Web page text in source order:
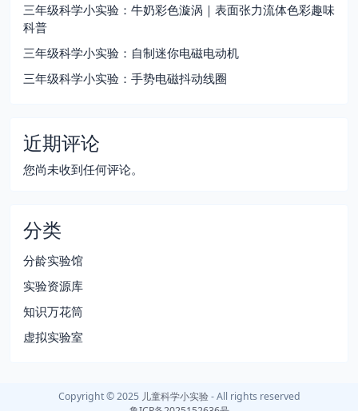
三年级科学小实验：牛奶彩色漩涡｜表面张力流体色彩趣味
科普
三年级科学小实验：自制迷你电磁电动机
三年级科学小实验：手势电磁抖动线圈
近期评论
您尚未收到任何评论。
分类
分龄实验馆
实验资源库
知识万花筒
虚拟实验室
Copyright © 2025 儿童科学小实验- All rights reserved